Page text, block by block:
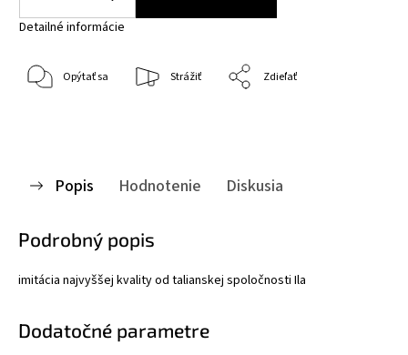
Detailné informácie
Opýtať sa Strážiť Zdieľať
Popis Hodnotenie Diskusia
Podrobný popis
imitácia najvyššej kvality od talianskej spoločnosti Ila
Dodatočné parametre